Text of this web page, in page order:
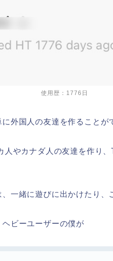
使用歴：1776日
外国人の友達を作ることが
やカナダ人の友達を作り
一緒に遊びに出かけたり、
ビーユーザーの僕が